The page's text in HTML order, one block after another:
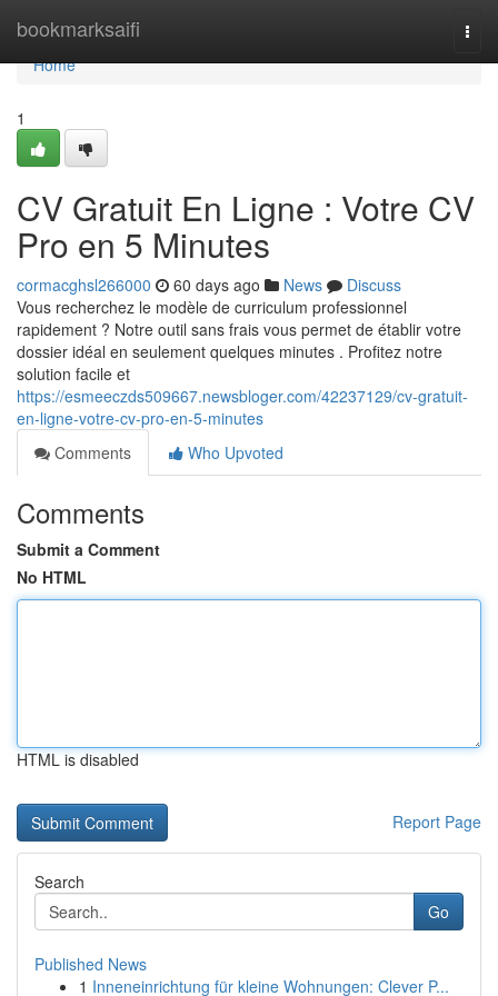
bookmarksaifi
Home
Home
1
CV Gratuit En Ligne : Votre CV
Pro en 5 Minutes
cormacghsl266000 60 days ago News
Discuss
Vous recherchez le modèle de curriculum professionnel
rapidement ? Notre outil sans frais vous permet de établir votre
dossier idéal en seulement quelques minutes . Profitez notre
solution facile et
https://esmeeczds509667.newsbloger.com/42237129/cv-gratuit-
en-ligne-votre-cv-pro-en-5-minutes
Comments
Who Upvoted
Comments
Submit a Comment
No HTML
HTML is disabled
Report Page
Search
Go
Published News
1 Inneneinrichtung für kleine Wohnungen: Clever P...